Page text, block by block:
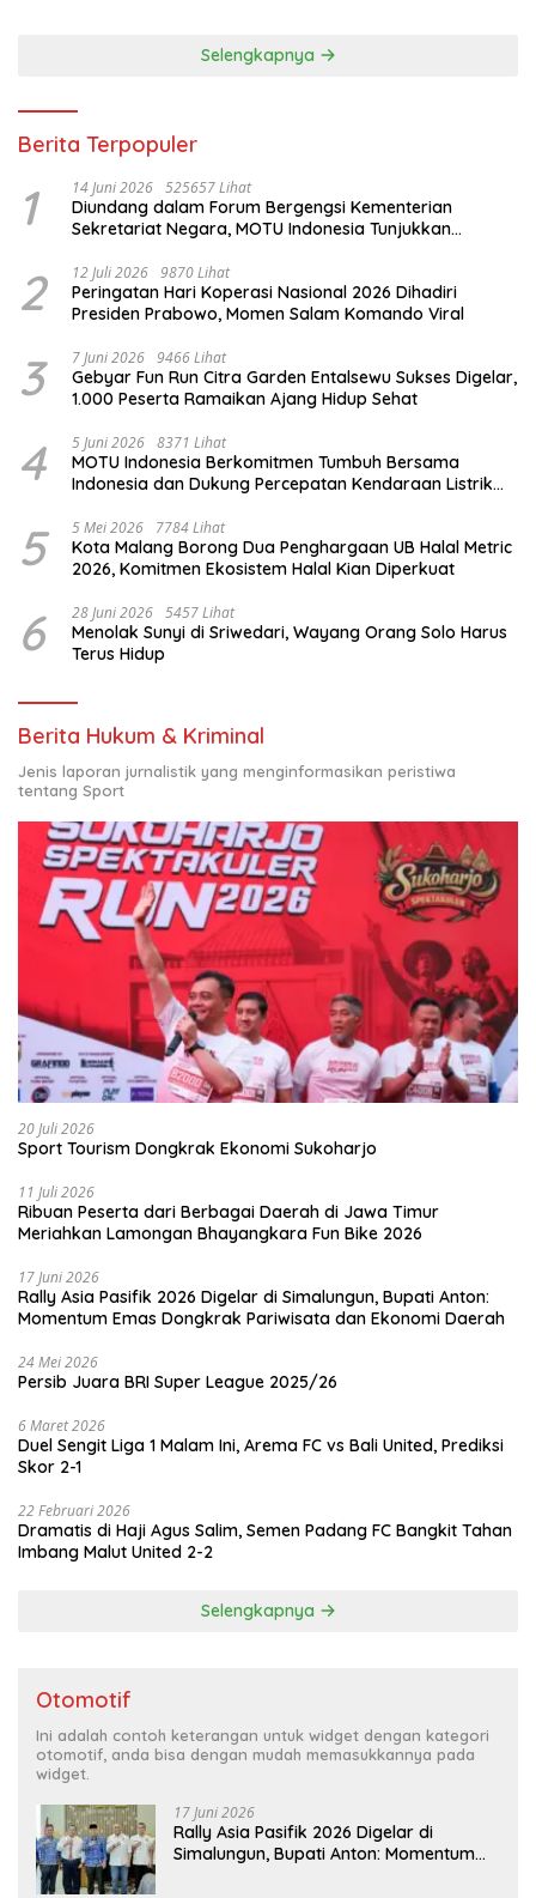
Selengkapnya
Berita Terpopuler
1 14 Juni 2026 525657 Lihat
Diundang dalam Forum Bergengsi Kementerian
Sekretariat Negara, MOTU Indonesia Tunjukkan
2 12 Juli 2026 9870 Lihat
Peringatan Hari Koperasi Nasional 2026 Dihadiri
Presiden Prabowo, Momen Salam Komando Viral
3 7 Juni 2026 9466 Lihat
Gebyar Fun Run Citra Garden Entalsewu Sukses Digelar,
1.000 Peserta Ramaikan Ajang Hidup Sehat
4 5 Juni 2026 8371 Lihat
MOTU Indonesia Berkomitmen Tumbuh Bersama
Indonesia dan Dukung Percepatan Kendaraan Listrik
5 5 Mei 2026 7784 Lihat
Kota Malang Borong Dua Penghargaan UB Halal Metric
2026, Komitmen Ekosistem Halal Kian Diperkuat
6 28 Juni 2026 5457 Lihat
Menolak Sunyi di Sriwedari, Wayang Orang Solo Harus
Terus Hidup
Berita Hukum & Kriminal
Jenis laporan jurnalistik yang menginformasikan peristiwa
tentang Sport
20 Juli 2026
Sport Tourism Dongkrak Ekonomi Sukoharjo
11 Juli 2026
Ribuan Peserta dari Berbagai Daerah di Jawa Timur
Meriahkan Lamongan Bhayangkara Fun Bike 2026
17 Juni 2026
Rally Asia Pasifik 2026 Digelar di Simalungun, Bupati Anton:
Momentum Emas Dongkrak Pariwisata dan Ekonomi Daerah
24 Mei 2026
Persib Juara BRI Super League 2025/26
6 Maret 2026
Duel Sengit Liga 1 Malam Ini, Arema FC vs Bali United, Prediksi
Skor 2-1
22 Februari 2026
Dramatis di Haji Agus Salim, Semen Padang FC Bangkit Tahan
Imbang Malut United 2-2
Selengkapnya
Otomotif
Ini adalah contoh keterangan untuk widget dengan kategori
otomotif, anda bisa dengan mudah memasukkannya pada
widget.
17 Juni 2026
Rally Asia Pasifik 2026 Digelar di
Simalungun, Bupati Anton: Momentum